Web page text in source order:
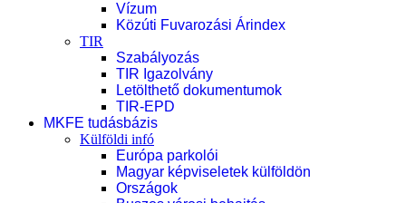
Vízum
Közúti Fuvarozási Árindex
TIR
Szabályozás
TIR Igazolvány
Letölthető dokumentumok
TIR-EPD
MKFE tudásbázis
Külföldi infó
Európa parkolói
Magyar képviseletek külföldön
Országok